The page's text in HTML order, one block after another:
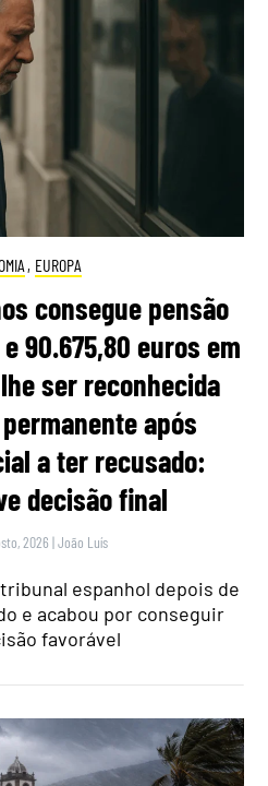
, EUROPA
consegue pensão
90.675,80 euros em
ser reconhecida
após
a ter recusado:
decisão final
2026 |João Luís
espanhol depois de
e acabou por conseguir
favorável